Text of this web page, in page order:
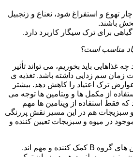
تهوع و استفراغ شود، نعناع و زنجبیل
باشند.
برای ترک سیگار کاربرد دارد.
مناسب است؟
غذاهایی باید بخوریم، می تواند تأثیر
زمان سم زدایی داشته باشد. تغذیه ی
ترک اعتیاد را کاهش دهد. بیشتر
از مکمل ها و ویتامین ها توجه می
که فقط استفاده از ویتامین ها مهم
سبزیجات هم در این مسیر نقش پررنگی
در میوه و سبزیجات تعیین کننده و
از میان ویتامین ها، ویتامین های گروه B کمک کننده و مهم اند.